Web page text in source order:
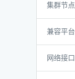
集群节点
兼容平台
网络接口